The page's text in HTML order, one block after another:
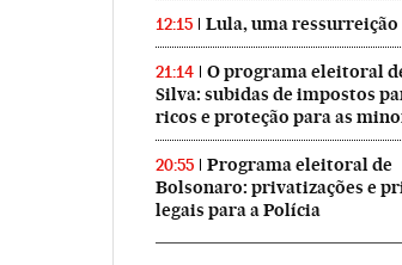
12:15 Lula, uma ressurreição
21:14
O programa eleitoral
Silva: subidas de impostos
ricos e proteção para as
20:55
Programa eleitoral de
Bolsonaro: privatizações e
legais para a Polícia